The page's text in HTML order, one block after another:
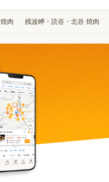
肉 残波岬・読谷・北谷 焼肉